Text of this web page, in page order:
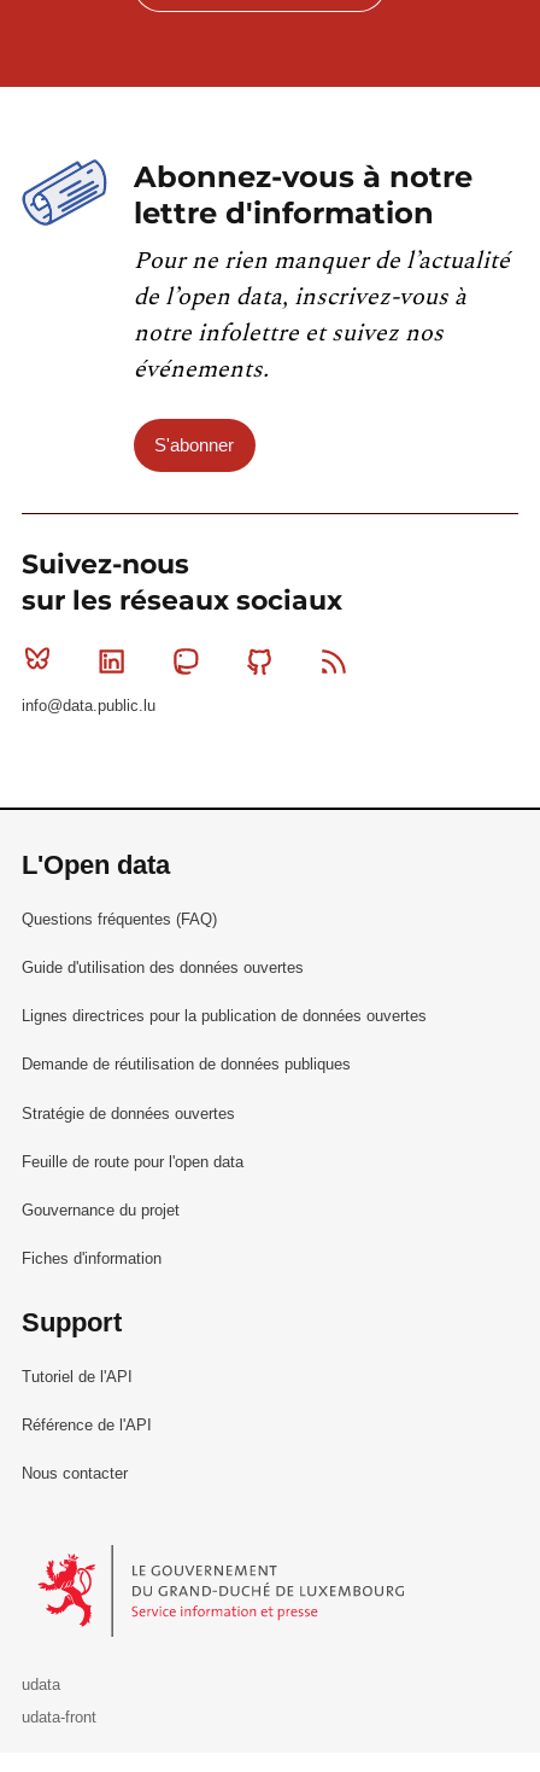
Abonnez-vous à notre
lettre d'information
Pour ne rien manquer de l’actualité
de l’open data, inscrivez-vous à
notre infolettre et suivez nos
événements.
S'abonner
Suivez-nous
sur les réseaux sociaux
Bluesky Linkedin MastodonGithub
info@data.public.lu
L'Open data
Questions fréquentes (FAQ)
Guide d'utilisation des données ouvertes
Lignes directrices pour la publication de données ouvertes
Demande de réutilisation de données publiques
Stratégie de données ouvertes
Feuille de route pour l'open data
Gouvernance du projet
Fiches d'information
Support
Tutoriel de l'API
Référence de l'API
Nous contacter
Le Gouvernement du Grand-Duché de Luxembourg - Service
udata
udata-front